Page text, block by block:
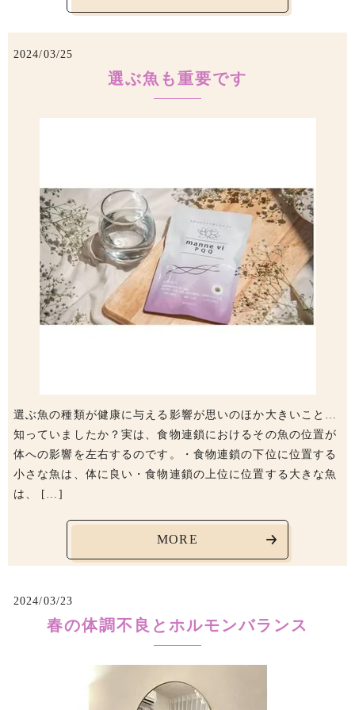
2024/03/25
選ぶ魚も重要です
選ぶ魚の種類が健康に与える影響が思いのほか大きいこと…
知っていましたか？実は、食物連鎖におけるその魚の位置が
体への影響を左右するのです。・食物連鎖の下位に位置する
小さな魚は、体に良い・食物連鎖の上位に位置する大きな魚
は、 […]
MORE
2024/03/23
春の体調不良とホルモンバランス